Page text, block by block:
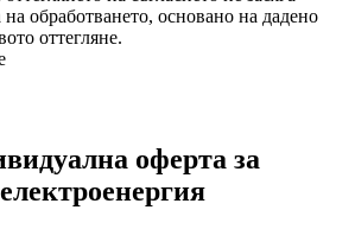
на обработването, основано на дадено
оттегляне.
оферта за